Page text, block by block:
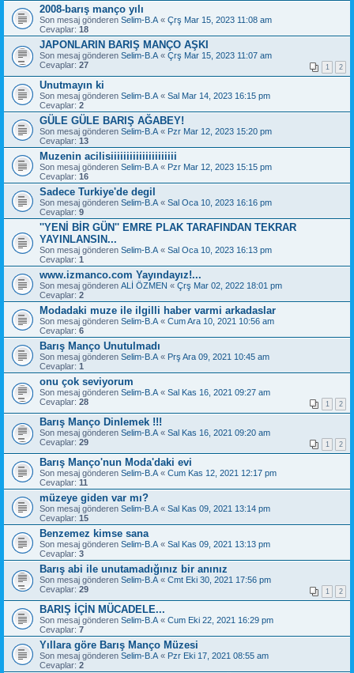
2008-barış manço yılı
Son mesaj gönderen Selim-B.A « Çrş Mar 15, 2023 11:08 am
Cevaplar: 18
JAPONLARIN BARIŞ MANÇO AŞKI
Son mesaj gönderen Selim-B.A « Çrş Mar 15, 2023 11:07 am
Cevaplar: 27 1 2
Unutmayın ki
Son mesaj gönderen Selim-B.A « Sal Mar 14, 2023 16:15 pm
Cevaplar: 2
GÜLE GÜLE BARIŞ AĞABEY!
Son mesaj gönderen Selim-B.A « Pzr Mar 12, 2023 15:20 pm
Cevaplar: 13
Muzenin acilisiiiiiiiiiiiiiiiiiiiii
Son mesaj gönderen Selim-B.A « Pzr Mar 12, 2023 15:15 pm
Cevaplar: 16
Sadece Turkiye'de degil
Son mesaj gönderen Selim-B.A « Sal Oca 10, 2023 16:16 pm
Cevaplar: 9
''YENİ BİR GÜN'' EMRE PLAK TARAFINDAN TEKRAR
YAYINLANSIN...
Son mesaj gönderen Selim-B.A « Sal Oca 10, 2023 16:13 pm
Cevaplar: 1
www.izmanco.com Yayındayız!...
Son mesaj gönderen ALİ ÖZMEN « Çrş Mar 02, 2022 18:01 pm
Cevaplar: 2
Modadaki muze ile ilgilli haber varmi arkadaslar
Son mesaj gönderen Selim-B.A « Cum Ara 10, 2021 10:56 am
Cevaplar: 6
Barış Manço Unutulmadı
Son mesaj gönderen Selim-B.A « Prş Ara 09, 2021 10:45 am
Cevaplar: 1
onu çok seviyorum
Son mesaj gönderen Selim-B.A « Sal Kas 16, 2021 09:27 am
Cevaplar: 28 1 2
Barış Manço Dinlemek !!!
Son mesaj gönderen Selim-B.A « Sal Kas 16, 2021 09:20 am
Cevaplar: 29 1 2
Barış Manço'nun Moda'daki evi
Son mesaj gönderen Selim-B.A « Cum Kas 12, 2021 12:17 pm
Cevaplar: 11
müzeye giden var mı?
Son mesaj gönderen Selim-B.A « Sal Kas 09, 2021 13:14 pm
Cevaplar: 15
Benzemez kimse sana
Son mesaj gönderen Selim-B.A « Sal Kas 09, 2021 13:13 pm
Cevaplar: 3
Barış abi ile unutamadığınız bir anınız
Son mesaj gönderen Selim-B.A « Cmt Eki 30, 2021 17:56 pm
Cevaplar: 29 1 2
BARIŞ İÇİN MÜCADELE...
Son mesaj gönderen Selim-B.A « Cum Eki 22, 2021 16:29 pm
Cevaplar: 7
Yıllara göre Barış Manço Müzesi
Son mesaj gönderen Selim-B.A « Pzr Eki 17, 2021 08:55 am
Cevaplar: 2